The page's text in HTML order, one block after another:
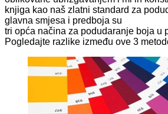
knjiga kao naš zlatni standard za
glavna smjesa i predboja su
tri opća načina za podudaranje boja u
Pogledajte razlike između ove 3